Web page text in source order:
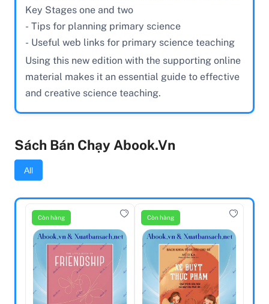
Key Stages one and two
- Tips for planning primary science
- Useful web links for primary science teaching
Using this new edition with the supporting online
material makes it an essential guide to effective
and creative science teaching.
Sách Bán Chạy Abook.vn
All
Còn hàng Còn hàng